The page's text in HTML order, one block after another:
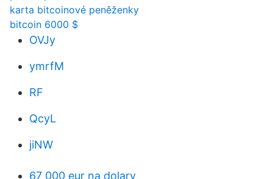
karta bitcoinové peněženky
bitcoin 6000 $
OVJy
ymrfM
RF
QcyL
jiNW
67 000 eur na dolary